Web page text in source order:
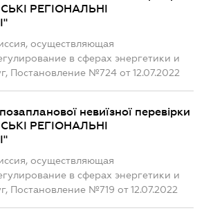
РЕГІОНАЛЬНІ
осуществляющая
в сферах энергетики и
Постановление №724 от 12.07.2022
невиїзної перевірки
РЕГІОНАЛЬНІ
осуществляющая
в сферах энергетики и
Постановление №719 от 12.07.2022